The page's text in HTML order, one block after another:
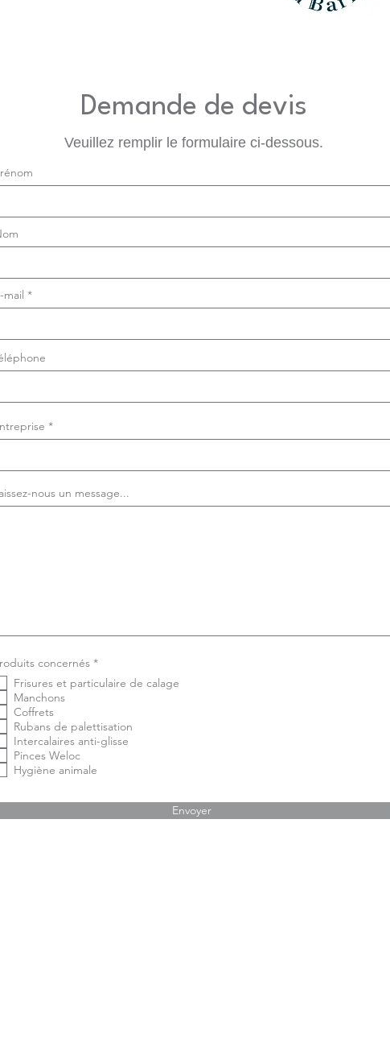
Demande de devis
Veuillez remplir le formulaire ci-dessous.
mail
nous un message...
concernés *O
l
t
o
Frisures et particulaire de calage
Manchons
Coffrets
Rubans de palettisation
Intercalaires anti-glisse
Pinces Weloc
Hygiène animale
Envoyer